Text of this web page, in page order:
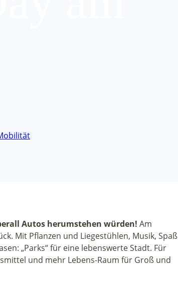
Autos herumstehen würden! Am
Mit Pflanzen und Liegestühlen, Musik, Spaß
„Parks“ für eine lebenswerte Stadt. Für
und mehr Lebens-Raum für Groß und